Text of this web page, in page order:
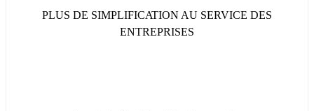
PLUS DE SIMPLIFICATION AU SERVICE DES
ENTREPRISES